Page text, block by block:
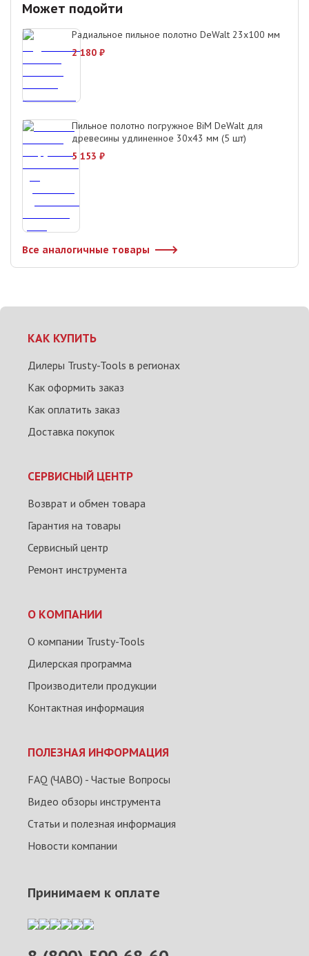
Может подойти
Радиальное пильное полотно DeWalt 23х100 мм
2 180 ₽
Пильное полотно погружное BiM DeWalt для
древесины удлиненное 30х43 мм (5 шт)
5 153 ₽
Все аналогичные товары
КАК КУПИТЬ
Дилеры Trusty-Tools в регионах
Как оформить заказ
Как оплатить заказ
Доставка покупок
СЕРВИСНЫЙ ЦЕНТР
Возврат и обмен товара
Гарантия на товары
Сервисный центр
Ремонт инструмента
О КОМПАНИИ
О компании Trusty-Tools
Дилерская программа
Производители продукции
Контактная информация
ПОЛЕЗНАЯ ИНФОРМАЦИЯ
FAQ (ЧАВО) - Частые Вопросы
Видео обзоры инструмента
Статьи и полезная информация
Новости компании
Принимаем к оплате